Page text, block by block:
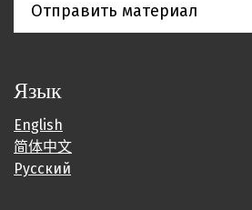
Отправить материал
Язык
English
简体中文
Русский